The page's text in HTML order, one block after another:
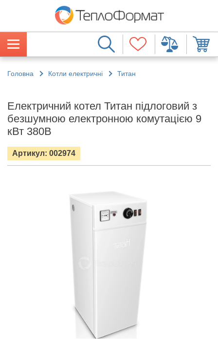
Головна Котли електричні Титан
Електричний котел Титан підлоговий з
безшумною електронною комутацією 9
кВт 380В
Артикул: 002974